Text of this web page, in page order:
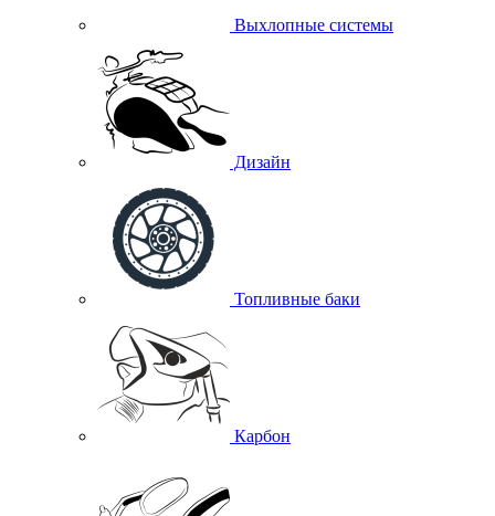
Выхлопные системы
Дизайн
Топливные баки
Карбон